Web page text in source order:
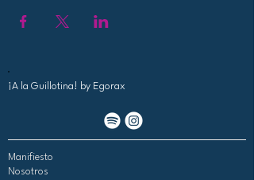
¡A la Guillotina! by Egorax
Manifiesto
Nosotros